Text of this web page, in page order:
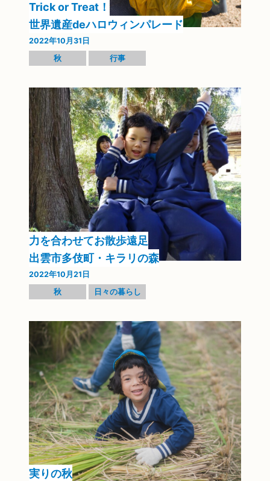
Trick or Treat！
世界遺産deハロウィンパレード
2022年10月31日
秋
行事
力を合わせてお散歩遠足
出雲市多伎町・キラリの森
2022年10月21日
秋
日々の暮らし
実りの秋